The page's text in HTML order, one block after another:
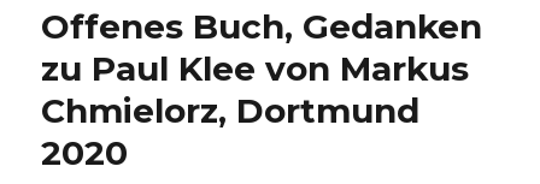
Offenes Buch, Gedanken
zu Paul Klee von Markus
Chmielorz, Dortmund
2020